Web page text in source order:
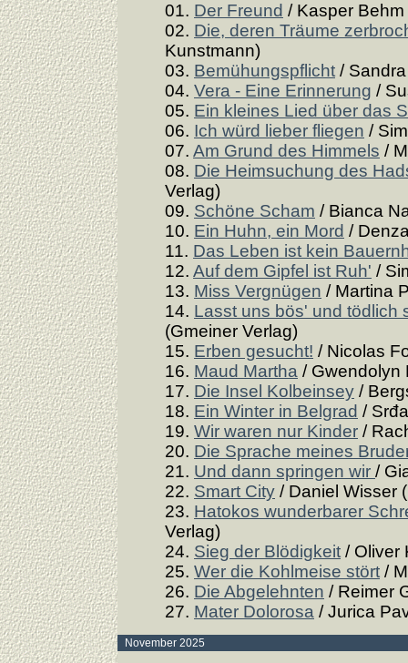
01. Der Freund / Kasper
02. Die, deren Träume
Kunstmann)
03. Bemühungspflicht /
04. Vera - Eine Erinnerung /
05. Ein kleines Lied über das
06. Ich würd lieber fliegen /
07. Am Grund des Himmels /
08. Die Heimsuchung des
Verlag)
09. Schöne Scham / Bianca
10. Ein Huhn, ein Mord /
11. Das Leben ist kein
12. Auf dem Gipfel ist Ruh' /
13. Miss Vergnügen / Martina
14. Lasst uns bös' und tödlich
(Gmeiner Verlag)
15. Erben gesucht! / Nicolas
16. Maud Martha / Gwendolyn
17. Die Insel Kolbeinsey /
18. Ein Winter in Belgrad /
19. Wir waren nur Kinder /
20. Die Sprache meines
21. Und dann springen wir /
22. Smart City / Daniel Wisser
23. Hatokos wunderbarer
Verlag)
24. Sieg der Blödigkeit / Oliver
25. Wer die Kohlmeise stört /
26. Die Abgelehnten / Reimer
27. Mater Dolorosa / Jurica
November 2025